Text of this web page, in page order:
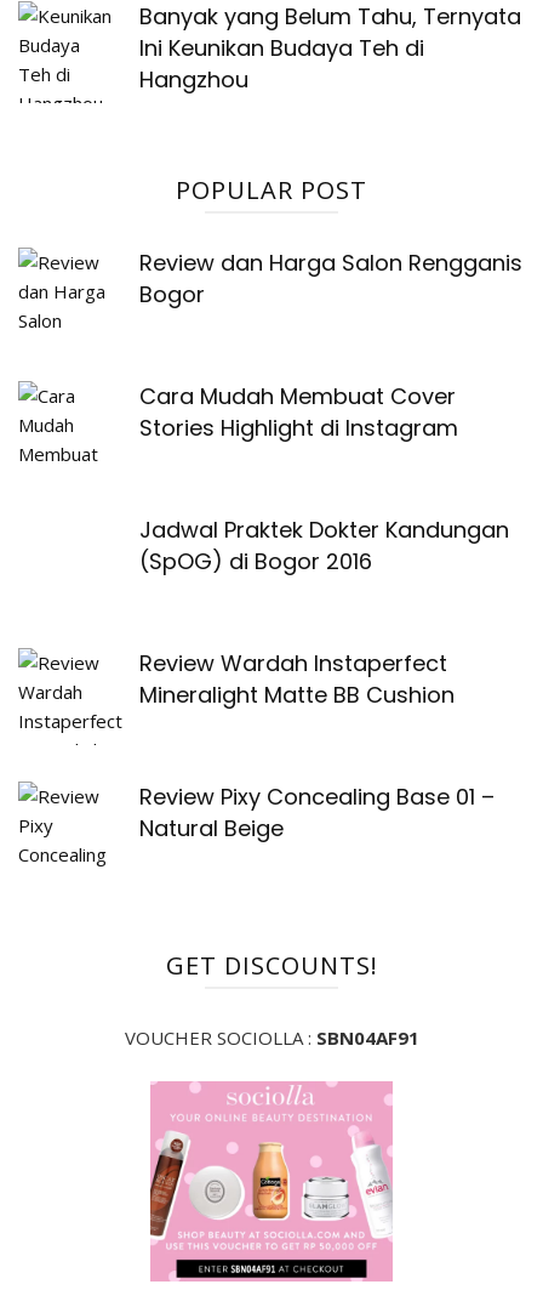
Banyak yang Belum Tahu, Ternyata
Ini Keunikan Budaya Teh di
Hangzhou
POPULAR POST
Review dan Harga Salon Rengganis
Bogor
Cara Mudah Membuat Cover
Stories Highlight di Instagram
Jadwal Praktek Dokter Kandungan
(SpOG) di Bogor 2016
Review Wardah Instaperfect
Mineralight Matte BB Cushion
Review Pixy Concealing Base 01 –
Natural Beige
GET DISCOUNTS!
VOUCHER SOCIOLLA : SBN04AF91